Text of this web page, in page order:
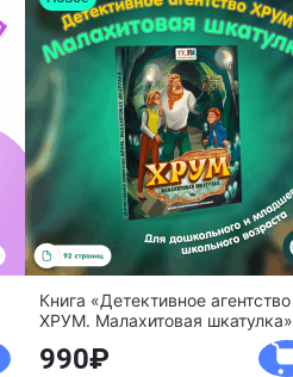
Книга «Детективное агентство
ХРУМ. Малахитовая шкатулка»
990